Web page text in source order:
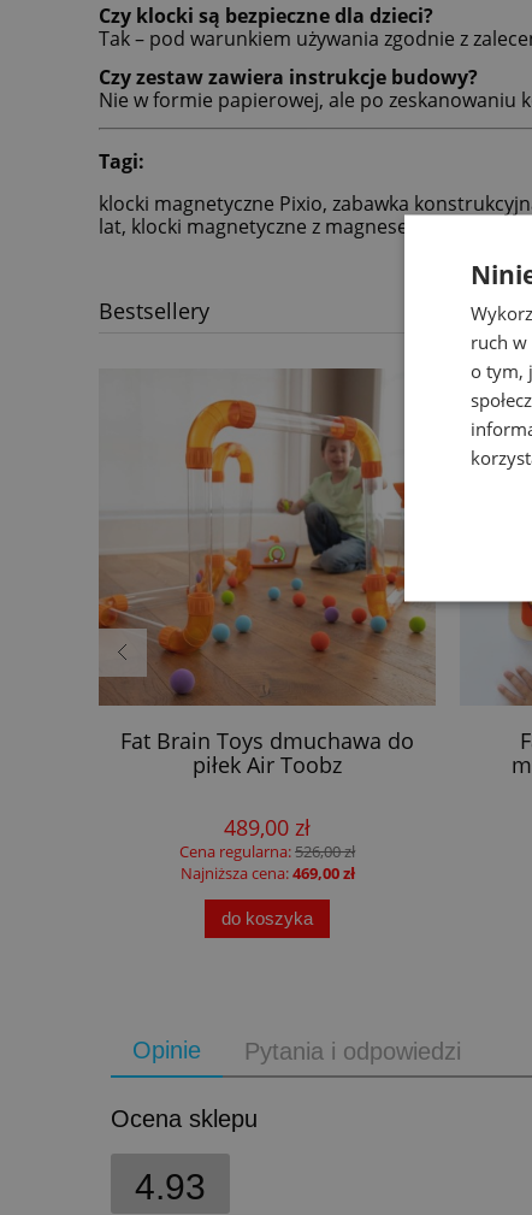
Czy klocki są bezpieczne dla dzieci?
Tak – pod warunkiem używania zgodnie z
Czy zestaw zawiera instrukcje budowy?
Nie w formie papierowej, ale po zeskanowaniu
Tagi:
klocki magnetyczne Pixio, zabawka
lat, klocki magnetyczne z magnesem
Bestsellery
Fat Brain Toys dmuchawa do
piłek Air Toobz
489,00 zł
Cena regularna:526,00 zł
Najniższa cena:469,00 zł
do koszyka
Opinie Pytania i odpowiedzi
Ocena sklepu
4.93
ruch w
o tym,